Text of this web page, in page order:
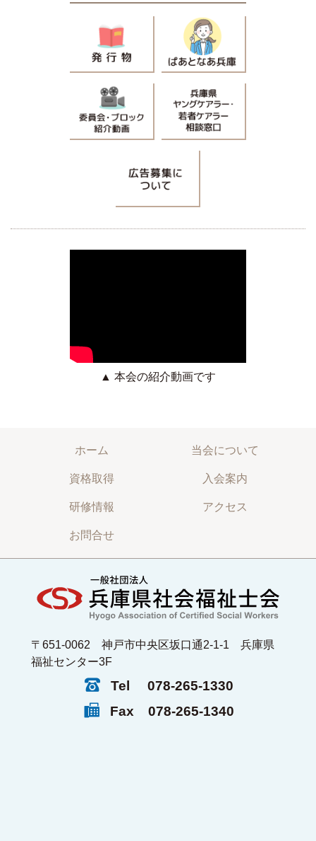
▲ 本会の紹介動画です
ホーム 当会について
資格取得 入会案内
研修情報 アクセス
お問合せ
〒651-0062 神戸市中央区坂口通2-1-1 兵庫県
福祉センター3F
Tel
078-265-1330
Fax
078-265-1340